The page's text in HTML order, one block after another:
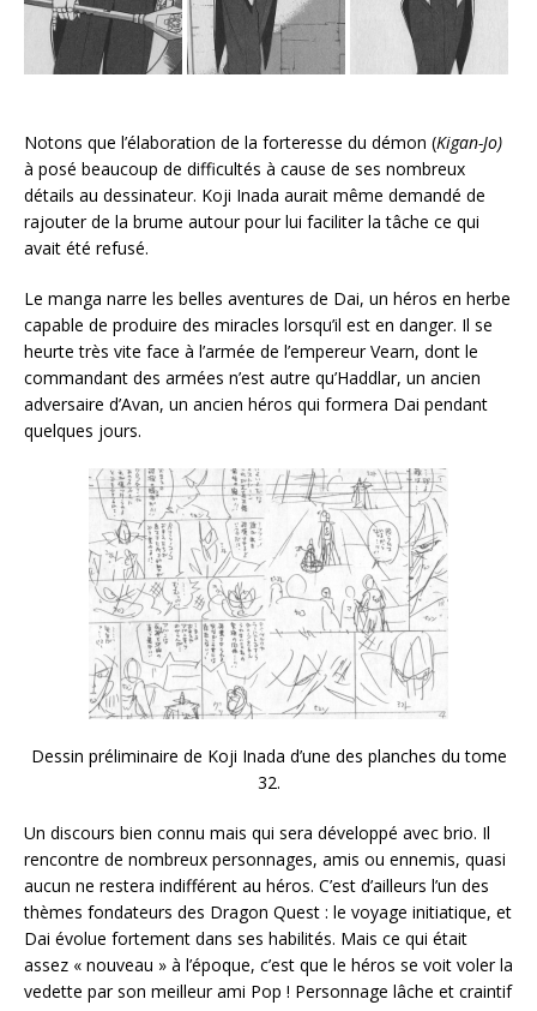
Notons que l’élaboration de la forteresse du démon (Kigan-Jo)
à posé beaucoup de difficultés à cause de ses nombreux
détails au dessinateur. Koji Inada aurait même demandé de
rajouter de la brume autour pour lui faciliter la tâche ce qui
avait été refusé.
Le manga narre les belles aventures de Dai, un héros en herbe
capable de produire des miracles lorsqu’il est en danger. Il se
heurte très vite face à l’armée de l’empereur Vearn, dont le
commandant des armées n’est autre qu’Haddlar, un ancien
adversaire d’Avan, un ancien héros qui formera Dai pendant
quelques jours.
Dessin préliminaire de Koji Inada d’une des planches du tome
32.
Un discours bien connu mais qui sera développé avec brio. Il
rencontre de nombreux personnages, amis ou ennemis, quasi
aucun ne restera indifférent au héros. C’est d’ailleurs l’un des
thèmes fondateurs des Dragon Quest : le voyage initiatique, et
Dai évolue fortement dans ses habilités. Mais ce qui était
assez « nouveau » à l’époque, c’est que le héros se voit voler la
vedette par son meilleur ami Pop ! Personnage lâche et craintif